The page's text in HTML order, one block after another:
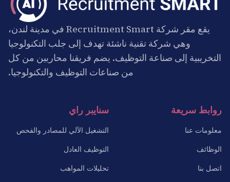
يقع مقر شركة Recruitment Smart في مدينة لندن،
وهي شركة تقنية ناشئة تهدف إلى جلب التكنولوجيا
التخريبية إلى صناعة التوظيف. يضم فريقنا محاربين من كل
من صناعات التوظيف والتكنولوجيا.
روابط سريعة
معلومات عنا
الوظائف
اتصل بنا
سنايبر راي
التشغيل الآلي للمصادر والفحص
التوظيف العادل
تحليلات المواهب